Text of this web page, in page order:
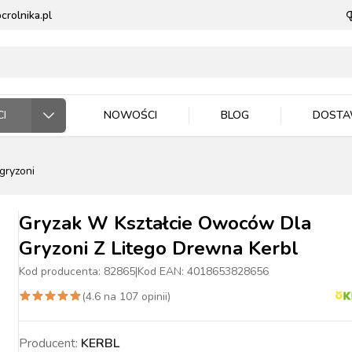
ROBOCZE
WIADRA,
PIES KOT PTAKI
MASZYNKI DO
NAWOZY ZIEMIA I PODŁOŻA
BYDŁO TRZODA DRÓB
BYDŁO TRZODA DRÓB
NOWOŚCI BLOG
Gryzak W Kształcie Owoców Dla
Gryzoni Z Litego Drewna Kerbl
Kod producenta: 82865|Kod EAN: 4018653828656
(4.6 na 107 opinii)
Producent: KERBL